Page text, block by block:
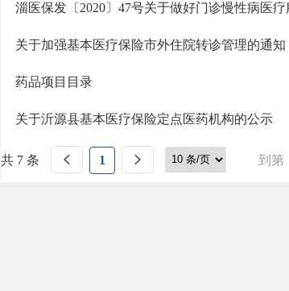
淄医保发〔2020〕47号关于做好门诊慢性病医
关于加强基本医疗保险市外住院转诊管理的通知
药品项目目录
关于沂源县基本医疗保险定点医药机构的公示
共 7 条 1 到第